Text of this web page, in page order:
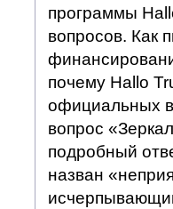
программы
вопросов. Как
почему Hallo
официальных
вопрос
подробный
назван